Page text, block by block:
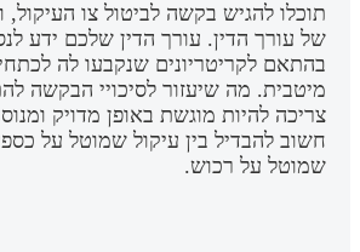
תוכלו להגיש בקשה לביטול צו העיקול,
של עורך הדין. עורך הדין שלכם ידע
בהתאם לקריטריונים שנקבעו לה
מיטבית. מה שיעזור לסיכויי הבקשה
צריכה להיות מוגשת באופן מדויק
חשוב להבדיל בין עיקול שמוטל על
שמוטל על רכוש.